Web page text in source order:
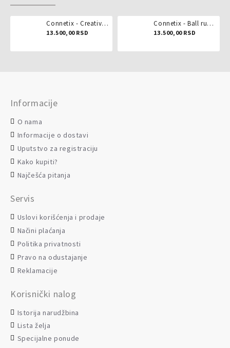
Connetix - Creative pack 102 dela
13.500,00 RSD
Connetix - Ball run pastel 106 delova
13.500,00 RSD
Informacije
O nama
Informacije o dostavi
Uputstvo za registraciju
Kako kupiti?
Najčešća pitanja
Servis
Uslovi korišćenja i prodaje
Načini plaćanja
Politika privatnosti
Pravo na odustajanje
Reklamacije
Korisnički nalog
Istorija narudžbina
Lista želja
Specijalne ponude